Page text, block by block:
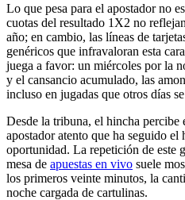
Lo que pesa para el apostador no
cuotas del resultado 1X2 no
año; en cambio, las líneas de
genéricos que infravaloran esta
juega a favor: un miércoles por la
y el cansancio acumulado, las
incluso en jugadas que otros días
Desde la tribuna, el hincha
apostador atento que ha seguido
oportunidad. La repetición de este
mesa de apuestas en vivo suele
los primeros veinte minutos, la
noche cargada de cartulinas.